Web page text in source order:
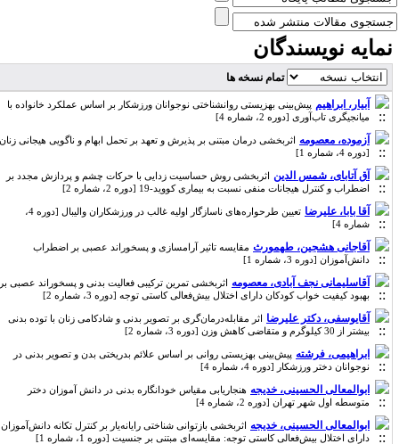
نویسندگان
تمام نسخه ها
آبیار، ابراهیم پیش‌بینی بهزیستی روانشناختی نوجوانان ورزشکار بر اساس عملکرد خانواده با
میانجیگری تاب‌آوری [دوره 2، شماره 4]
آزموده، معصومه اثربخشی درمان مبتنی بر پذیرش و تعهد بر تحمل ابهام و ناگویی هیجانی زنان
[دوره 4، شماره 1]
آق آتابای، شمس الدین اثربخشی روش حساسیت زدایی با حرکات چشم و پردازش مجدد بر
اضطراب و کنترل هیجانات منفی نسبت به بیماری کووید-19 [دوره 2، شماره 2]
آقا بابا، علیرضا
تعیین طرحواره‌های ناسازگار اولیه غالب در ورزشکاران والیبال [دوره 4،
شماره 4]
آقاجانی هشجین، طهمورث مقایسه تاثیر آرامسازی و پسخوراند عصبی بر اضطراب
دانش‌آموزان [دوره 3، شماره 1]
آقاسلیمانی نجف آبادی، معصومه اثربخشی تمرین ترکیبی فعالیت بدنی و پسخوراند عصبی بر
بهبود کیفیت خواب کودکان دارای اختلال بیش‌فعالی کاستی توجه [دوره 3، شماره 2]
آقایوسفی، دکتر علیرضا اثر مقابله‌درمان‌گری بر تصویر بدنی و شادکامی زنان با توده بدنی
بیشتر از 30 کیلوگرم و متقاضی کاهش وزن [دوره 3، شماره 2]
ابراهیمی، فرشته پیش‌بینی بهزیستی روانی بر اساس علائم بدریختی بدن و تصویر بدنی در
نوجوانان دختر ورزشکار [دوره 4، شماره 4]
ابوالمعالی الحسینی، خدیجه هنجاریابی مقیاس خودانگاره بدنی در دانش آموزان دختر
متوسطه اول شهر تهران [دوره 2، شماره 4]
ابوالمعالی الحسینی، خدیجه اثربخشی بازتوانی شناختی رایانه‌یار بر کنترل تکانه دانش‌آموزان
دارای اختلال بیش‌فعالی کاستی توجه: مقایسه‌ای مبتنی بر جنسیت [دوره 1، شماره 1]